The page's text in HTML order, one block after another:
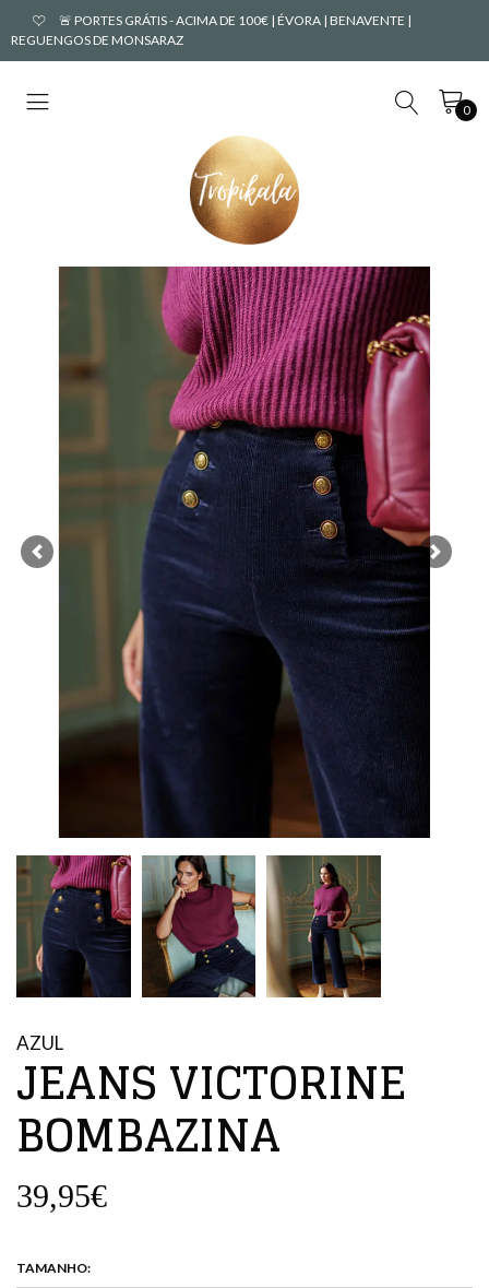
🚨 PORTES GRÁTIS - ACIMA DE 100€ | ÉVORA | BENAVENTE |
REGUENGOS DE MONSARAZ
0
Previous Next
AZUL
JEANS VICTORINE
BOMBAZINA
39,95€
TAMANHO: